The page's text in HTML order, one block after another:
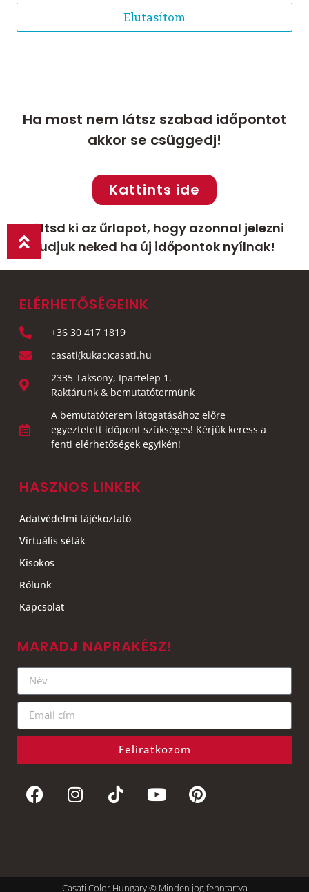
Ha most nem látsz szabad időpontot
akkor se csüggedj!
Kattints ide
Töltsd ki az űrlapot, hogy azonnal jelezni
tudjuk neked ha új időpontok nyílnak!
ELÉRHETŐSÉGEINK
+36 30 417 1819
casati(kukac)casati.hu
2335 Taksony, Ipartelep 1.
Raktárunk & bemutatótermünk
A bemutatóterem látogatásához előre
egyeztetett időpont szükséges! Kérjük keress a
fenti elérhetőségek egyikén!
HASZNOS LINKEK
Adatvédelmi tájékoztató
Virtuális séták
Kisokos
Rólunk
Kapcsolat
MARADJ NAPRAKÉSZ!
Feliratkozom
Casati Color Hungary © Minden jog fenntartva